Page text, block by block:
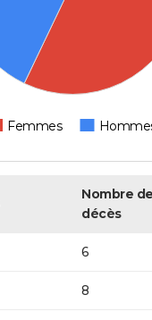
Femmes
Nombre de
décès
6
8